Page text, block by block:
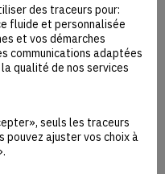
des traceurs pour:
fluide et personnalisée
et vos démarches
communications adaptées
qualité de nos services
seuls les traceurs
pouvez ajuster vos choix à